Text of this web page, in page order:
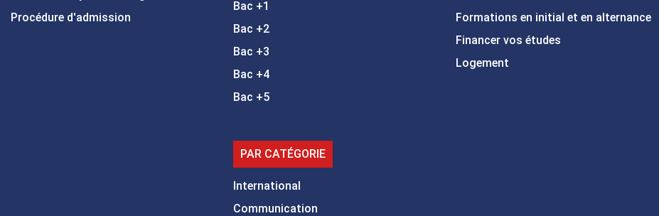
Procédure d'admission
Bac +1
Bac +2
Bac +3
Bac +4
Bac +5
PAR CATÉGORIE
International
Communication
Formations en initial et en alternance
Financer vos études
Logement